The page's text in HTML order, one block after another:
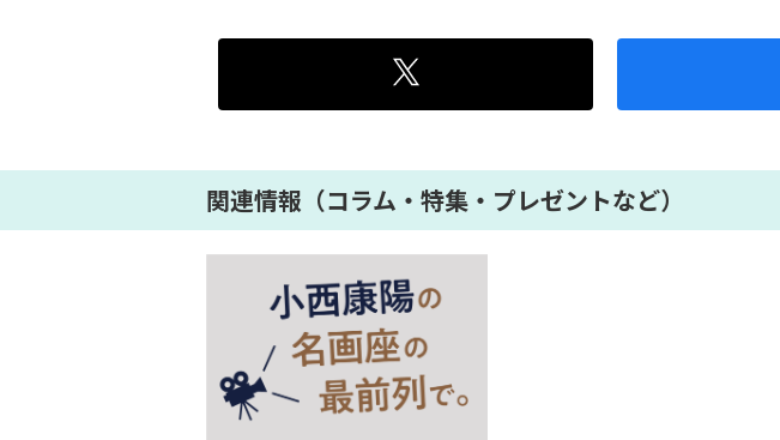
関連情報（コラム・特集・プレゼントなど）